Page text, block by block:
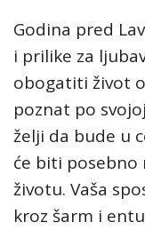
Godina pred
i prilike za
obogatiti život
poznat po
želji da bude u
će biti posebno
životu. Vaša
kroz šarm i